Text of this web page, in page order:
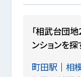
「相武台団
ンションを探
町田駅
相